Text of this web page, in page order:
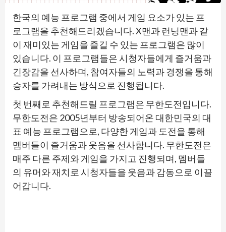
한국의 예능 프로그램 중에서 게임 요소가 있는 프
로그램을 추천해드리겠습니다. X맨과 런닝맨과 같
이 재미있는 게임을 즐길 수 있는 프로그램은 많이
있습니다. 이 프로그램들은 시청자들에게 즐거움과
긴장감을 선사하며, 참여자들의 노력과 경쟁을 통해
승자를 가려내는 방식으로 진행됩니다.
첫 번째로 추천해드릴 프로그램은 무한도전입니다.
무한도전은 2005년부터 방송되어온 대한민국의 대
표 예능 프로그램으로, 다양한 게임과 도전을 통해
멤버들이 즐거움과 웃음을 선사합니다. 무한도전은
매주 다른 주제와 게임을 가지고 진행되며, 멤버들
의 유머와 재치로 시청자들을 웃음과 감동으로 이끌
어갑니다.